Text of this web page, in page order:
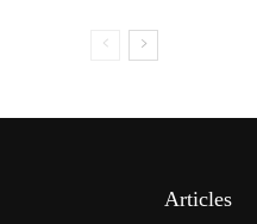
Articles